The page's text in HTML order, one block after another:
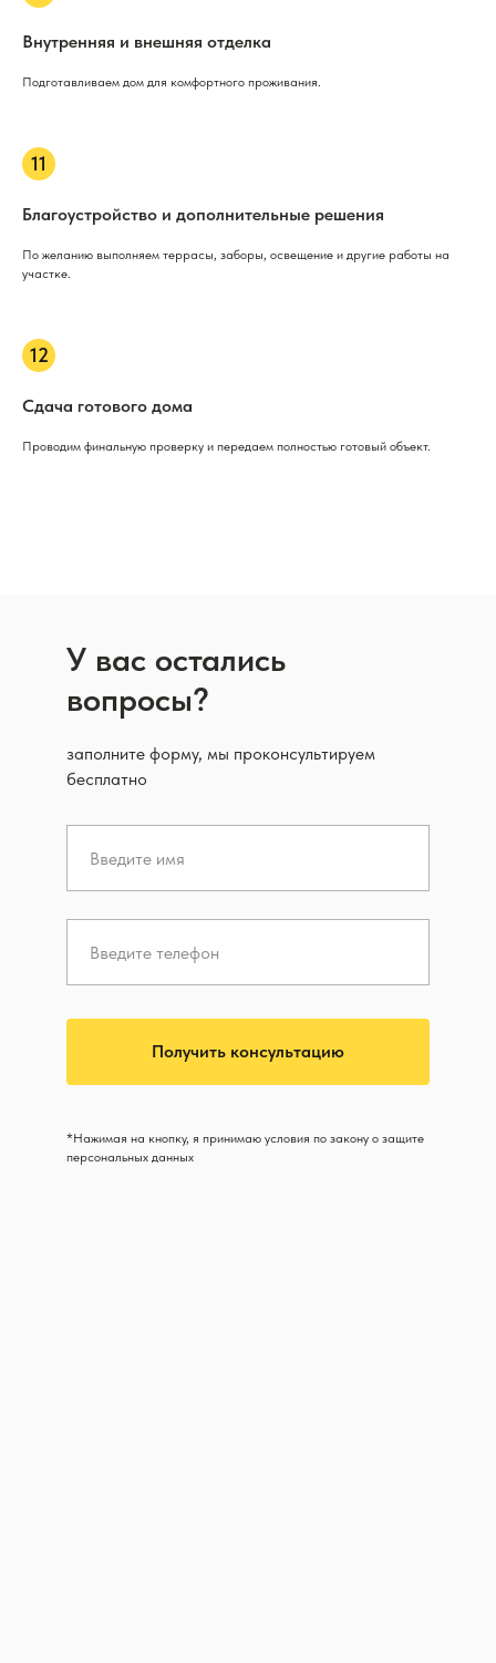
Внутренняя и внешняя отделка
Подготавливаем дом для комфортного проживания.
Благоустройство и дополнительные решения
По желанию выполняем террасы, заборы, освещение и другие работы на
участке.
Сдача готового дома
Проводим финальную проверку и передаем полностью готовый объект.
У вас остались
вопросы?
заполните форму, мы проконсультируем
бесплатно
Получить консультацию
*Нажимая на кнопку, я принимаю условия по закону о защите
персональных данных